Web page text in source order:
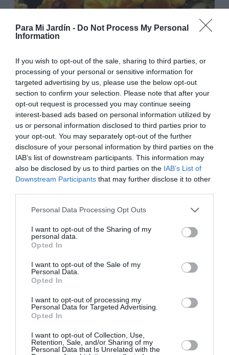
Para Mi Jardín - Do Not Process My Personal
Information
If you wish to opt-out of the sale, sharing to third parties, or
processing of your personal or sensitive information for
targeted advertising by us, please use the below opt-out
section to confirm your selection. Please note that after your
opt-out request is processed you may continue seeing
interest-based ads based on personal information utilized by
us or personal information disclosed to third parties prior to
your opt-out. You may separately opt-out of the further
disclosure of your personal information by third parties on the
IAB’s list of downstream participants. This information may
also be disclosed by us to third parties on the IAB’s List of
Downstream Participants that may further disclose it to other
Personal Data Processing Opt Outs
I want to opt-out of the Sharing of my
personal data.
Opted In
I want to opt-out of the Sale of my
Personal Data.
Opted In
I want to opt-out of processing my
Personal Data for Targeted Advertising.
Opted In
I want to opt-out of Collection, Use,
Retention, Sale, and/or Sharing of my
Personal Data that Is Unrelated with the
Regar regularmente, especialmente con temperaturas
altas en la época de floración, mantener el sustrato
ligeramente húmedo, pero evitar el encharcamiento,
muy perjudicial para esta planta. Regar mas a menudo
las plantas cultivadas en macetas. Los ejemplares
sembrados en tierra una vez establecidos aguantan
periodos de sequía.
.
temperaturas invernales moderadas. Los ejemplares
adultos bien enraizados pueden soportar heladas